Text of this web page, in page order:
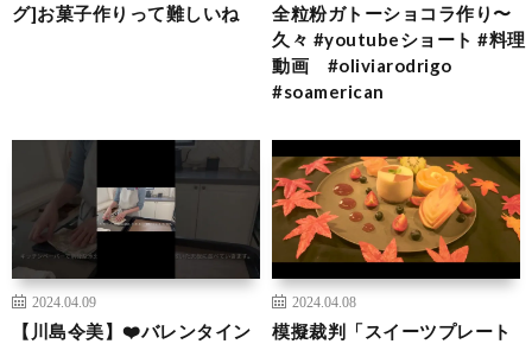
グ]お菓子作りって難しいね
全粒粉ガトーショコラ作り〜
久々 #youtubeショート #料理
動画 #oliviarodrigo
#soamerican
2024.04.09
【川島令美】❤️バレンタイン
2024.04.08
模擬裁判「スイーツプレート